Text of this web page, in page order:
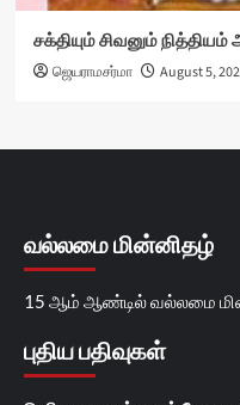
சக்தியும் சிவனும்
ஜெயராமசர்மா August 5,
வல்லமை மின்னிதழ்
15 ஆம் ஆண்டில் வல்லமை
புதிய பதிவுகள்